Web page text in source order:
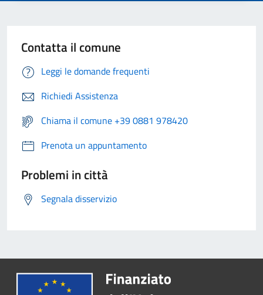
Contatta il comune
Leggi le domande frequenti
Richiedi Assistenza
Chiama il comune +39 0881 978420
Prenota un appuntamento
Problemi in città
Segnala disservizio